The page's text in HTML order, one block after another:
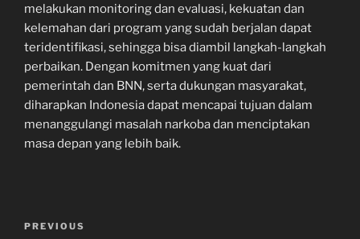
melakukan monitoring dan evaluasi, kekuatan dan
kelemahan dari program yang sudah berjalan dapat
teridentifikasi, sehingga bisa diambil langkah-langkah
perbaikan. Dengan komitmen yang kuat dari
pemerintah dan BNN, serta dukungan masyarakat,
diharapkan Indonesia dapat mencapai tujuan dalam
menanggulangi masalah narkoba dan menciptakan
masa depan yang lebih baik.
Navigasi
Previous
PREVIOUS